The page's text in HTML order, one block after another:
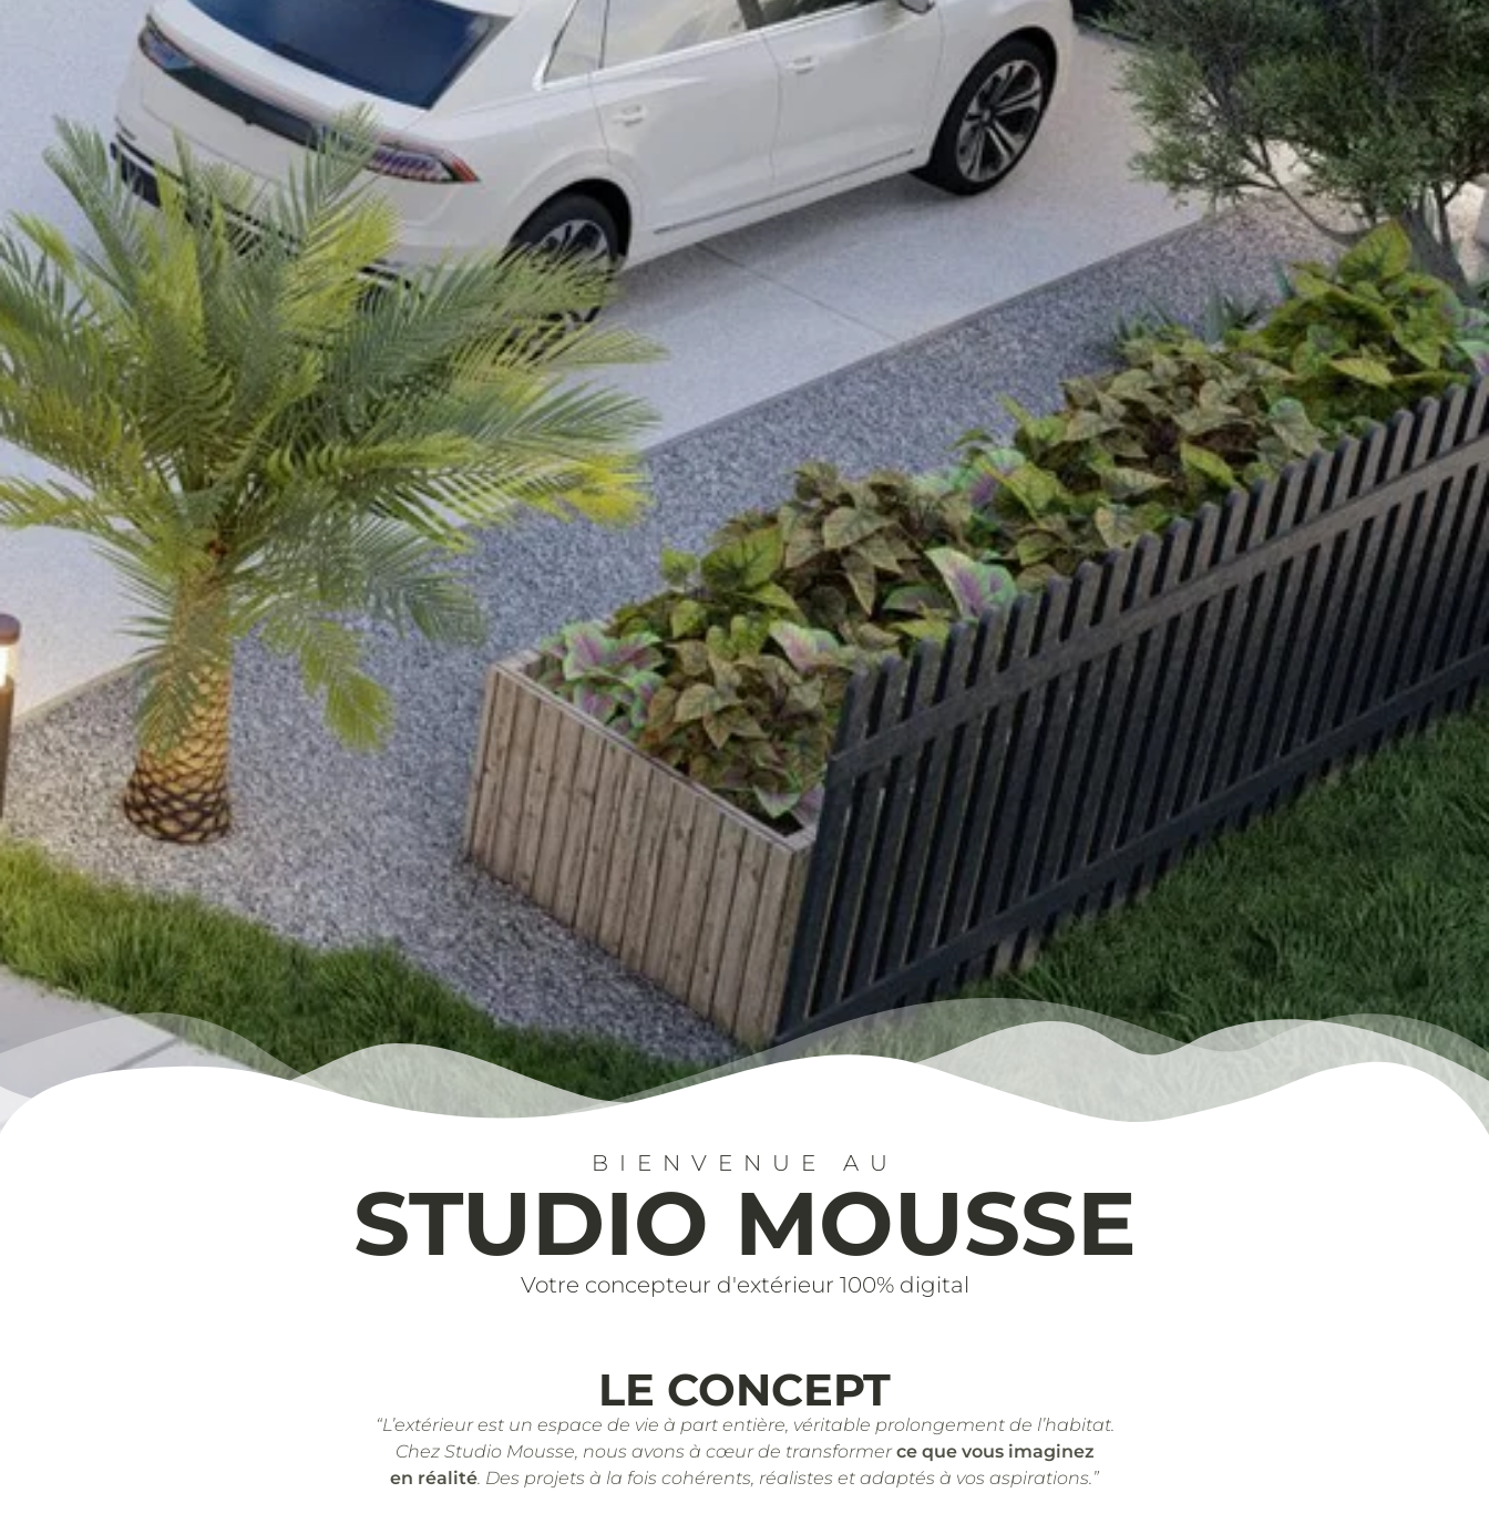
BIENVENUE AU
STUDIO MOUSSE
Votre concepteur d'extérieur 100% digital
LE CONCEPT
“L’extérieur est un espace de vie à part entière, véritable prolongement de l’habitat.
Chez Studio Mousse, nous avons à cœur de transformerce que vous imaginez
en réalité. Des projets à la fois cohérents, réalistes et adaptés à vos aspirations.”